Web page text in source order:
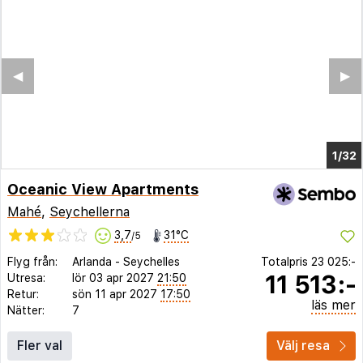
1/26
▶︎
◀︎
Oceanic View Apartments
Mahé, Seychellerna
3,7/5 31°C
Flyg från: Arlanda - Seychelles
Utresa:
lör 03 apr 2027 21:50
Retur:
sön 11 apr 2027 17:50
Nätter:
7
Totalpris 23 025:-
11 513:-
läs mer
Fler val Välj resa